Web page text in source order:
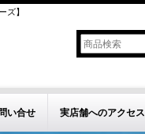
ズ】
い合せ 実店舗へのアクセス